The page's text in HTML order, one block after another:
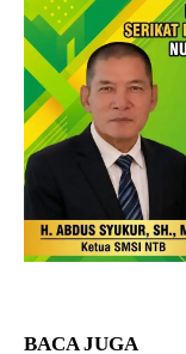
BACA JUGA